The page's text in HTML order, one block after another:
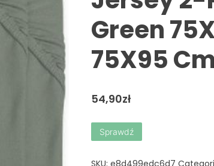
Green
75X95 Cm
54,90zł
Sprawdź